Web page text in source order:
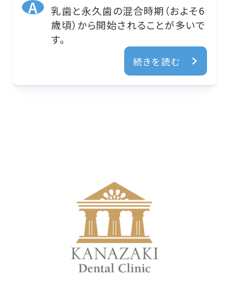
乳歯と永久歯の混合時期（およそ6
歳頃）から開始されることが多いで
す。
続きを読む